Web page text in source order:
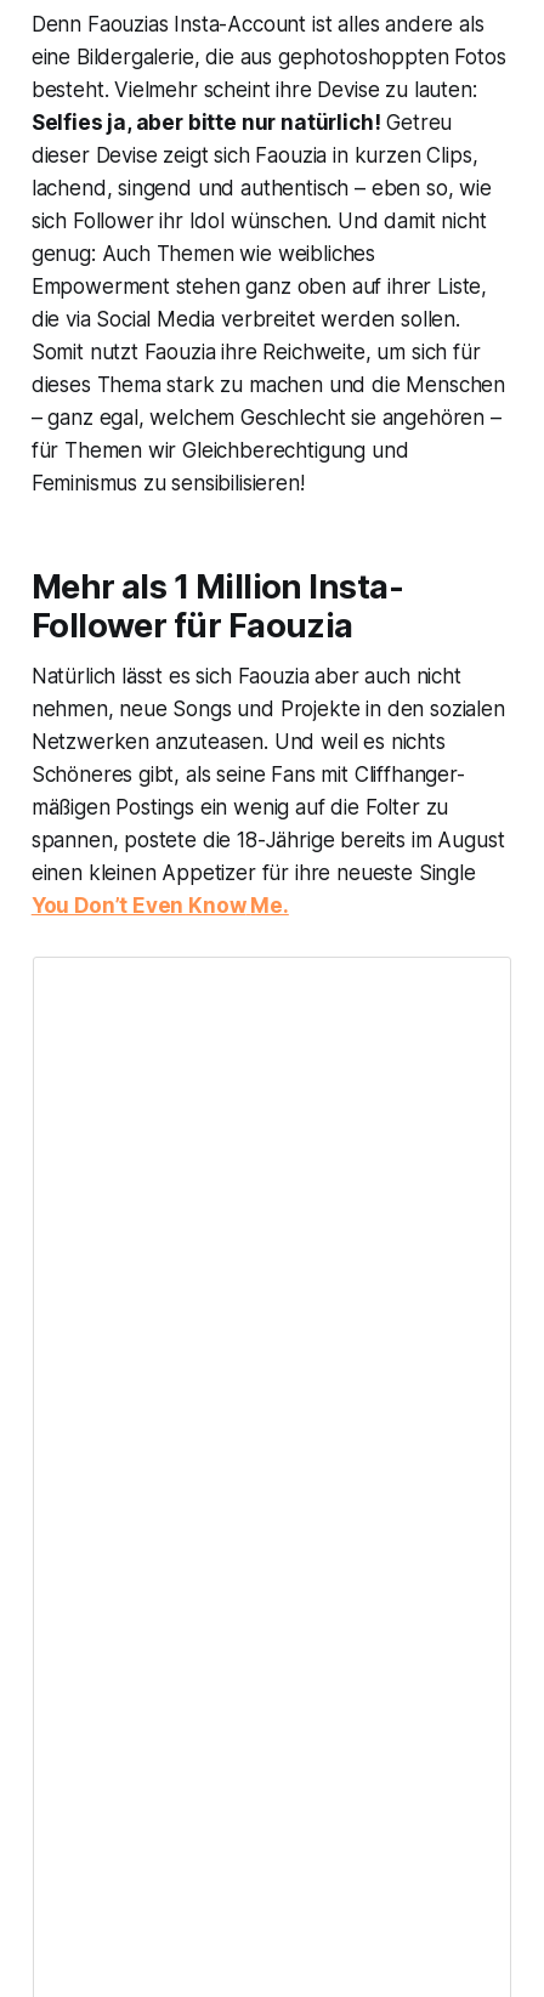
Denn Faouzias Insta-Account ist alles andere als
eine Bildergalerie, die aus gephotoshoppten Fotos
besteht. Vielmehr scheint ihre Devise zu lauten:
Selfies ja, aber bitte nur natürlich! Getreu
dieser Devise zeigt sich Faouzia in kurzen Clips,
lachend, singend und authentisch – eben so, wie
sich Follower ihr Idol wünschen. Und damit nicht
genug: Auch Themen wie weibliches
Empowerment stehen ganz oben auf ihrer Liste,
die via Social Media verbreitet werden sollen.
Somit nutzt Faouzia ihre Reichweite, um sich für
dieses Thema stark zu machen und die Menschen
– ganz egal, welchem Geschlecht sie angehören –
für Themen wir Gleichberechtigung und
Feminismus zu sensibilisieren!
Mehr als 1 Million Insta-
Follower für Faouzia
Natürlich lässt es sich Faouzia aber auch nicht
nehmen, neue Songs und Projekte in den sozialen
Netzwerken anzuteasen. Und weil es nichts
Schöneres gibt, als seine Fans mit Cliffhanger-
mäßigen Postings ein wenig auf die Folter zu
spannen, postete die 18-Jährige bereits im August
einen kleinen Appetizer für ihre neueste Single
You Don’t Even Know Me.